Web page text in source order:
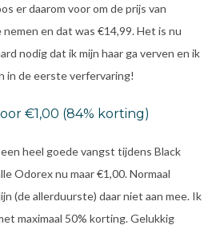
er daarom voor om de prijs van
en dat was €14,99. Het is nu
nodig dat ik mijn haar ga verven en ik
in de eerste verfervaring!
€1,00 (84% korting)
heel goede vangst tijdens Black
Odorex nu maar €1,00. Normaal
(de allerduurste) daar niet aan mee. Ik
maximaal 50% korting. Gelukkig